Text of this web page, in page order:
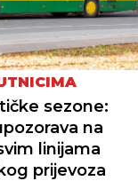
sezone:
na
linijama
prijevoza